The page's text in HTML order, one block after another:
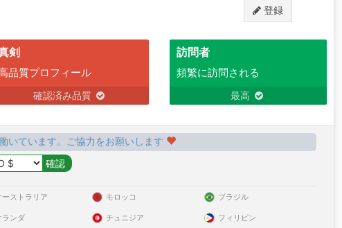
登録
剣
品質プロフィール
確認済み品質
訪問者
頻繁に訪問される
最高
いています。ご協力をお願いします
ーストラリア
ランダ
モロッコ
チュニジア
ブラジル
フィリピン